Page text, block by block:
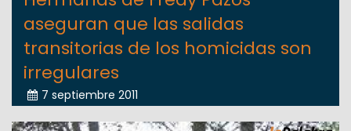
aseguran que las salidas
transitorias de los homicidas son
irregulares
7 septiembre 2011